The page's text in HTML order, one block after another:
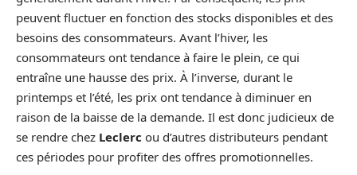
peuvent fluctuer en fonction des stocks disponibles et des
besoins des consommateurs. Avant l’hiver, les
consommateurs ont tendance à faire le plein, ce qui
entraîne une hausse des prix. À l’inverse, durant le
printemps et l’été, les prix ont tendance à diminuer en
raison de la baisse de la demande. Il est donc judicieux de
se rendre chez Leclerc ou d’autres distributeurs pendant
ces périodes pour profiter des offres promotionnelles.